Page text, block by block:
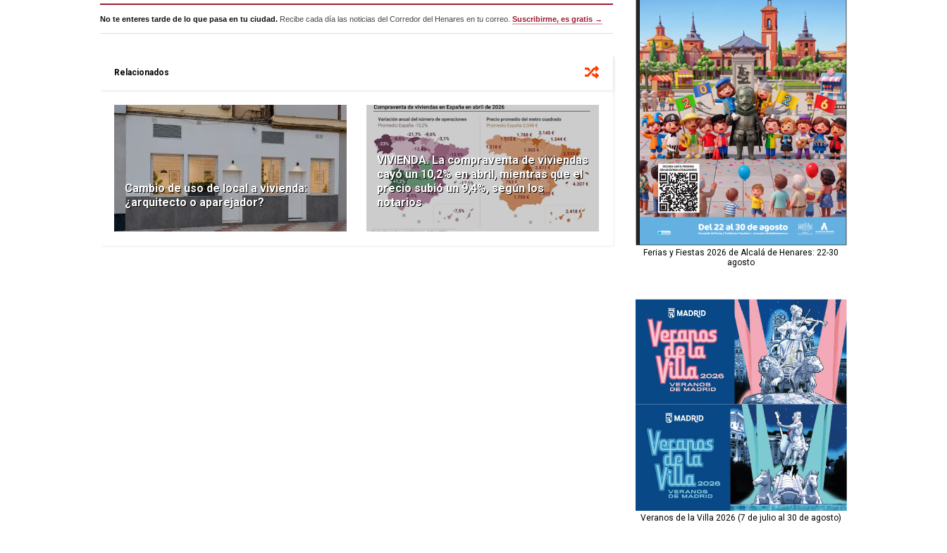
No te enteres tarde de lo que pasa en tu ciudad. Recibe cada día las noticias del Corredor del Henares en tu correo. Suscribirme, es gratis →
Relacionados
Cambio de uso de local a vivienda:
¿arquitecto o aparejador?
VIVIENDA. La compraventa de viviendas
cayó un 10,2% en abril, mientras que el
precio subió un 9,4%, según los
notarios
Ferias y Fiestas 2026 de Alcalá de Henares: 22-30
agosto
Veranos de la Villa 2026 (7 de julio al 30 de agosto)